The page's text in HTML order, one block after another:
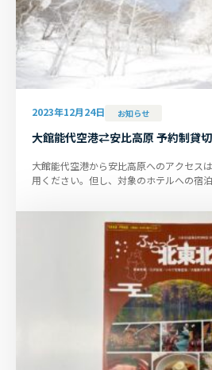
2023年12月24日 お知らせ
大館能代空港⇄安比高原 予約制貸
大館能代空港から安比高原へのアクセス
用ください。但し、対象のホテルへの宿